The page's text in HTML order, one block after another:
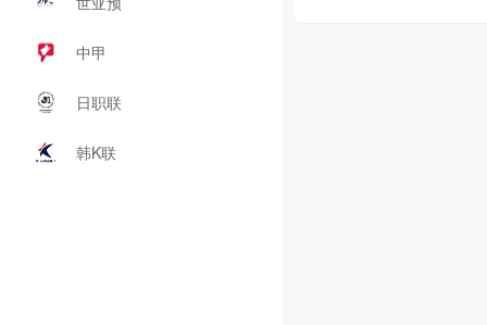
中甲
日职联
韩K联